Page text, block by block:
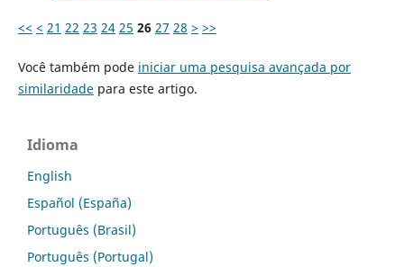
<< < 21 22 23 24 25 26 27 28 > >>
Você também pode iniciar uma pesquisa avançada por
similaridadepara este artigo.
Idioma
English
Español (España)
Português (Brasil)
Português (Portugal)